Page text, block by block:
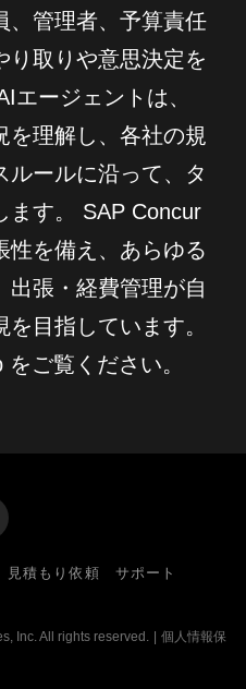
、管理者、予算責任
り取りや意思決定を
エージェントは、
を理解し、各社の規
ルールに沿って、タ
ます。 SAP Concur
性を備え、あらゆる
出張・経費管理が自
目指しています。
ご覧ください。
見積もり依頼
サポート
Inc. All rights reserved. 個人情報保